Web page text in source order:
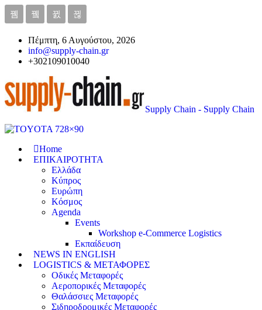
Πέμπτη, 6 Αυγούστου, 2026
info@supply-chain.gr
+302109010040
Supply Chain - Supply Chain
Home
ΕΠΙΚΑΙΡΟΤΗΤΑ
Ελλάδα
Κύπρος
Ευρώπη
Κόσμος
Agenda
Events
Workshop e-Commerce Logistics
Εκπαίδευση
NEWS IN ENGLISH
LOGISTICS & ΜΕΤΑΦΟΡΕΣ
Οδικές Μεταφορές
Αεροπορικές Μεταφορές
Θαλάσσιες Μεταφορές
Σιδηροδρομικές Μεταφορές